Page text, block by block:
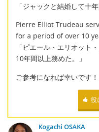
「ジャックと結婚して十
Pierre Elliot Trudeau
for a period of over 10
「ピエール・エリオット
10年間以上務めた。」
ご参考になれば幸いです！
役
Kogachi OSAKA